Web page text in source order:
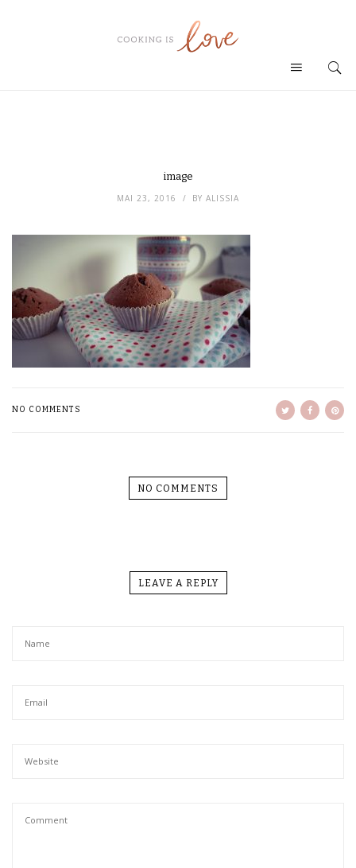
image
MAI 23, 2016 BY ALISSIA
NO COMMENTS
NO COMMENTS
LEAVE A REPLY